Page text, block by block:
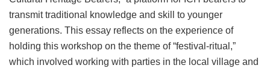
transmit traditional knowledge and skill to younger
generations. This essay reflects on the experience of
holding this workshop on the theme of “festival-ritual,”
which involved working with parties in the local village and